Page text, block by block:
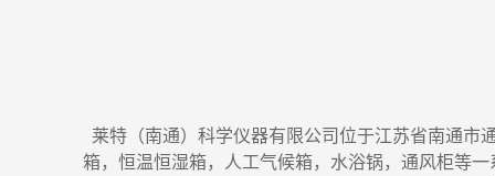
莱特（南通）科学仪器有限公司位于江苏省南通市
箱，恒温恒湿箱，人工气候箱，水浴锅，通风柜等